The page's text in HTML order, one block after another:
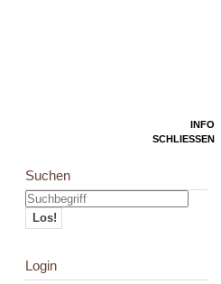
INFO
SCHLIESSEN
Suchen
Los!
Login